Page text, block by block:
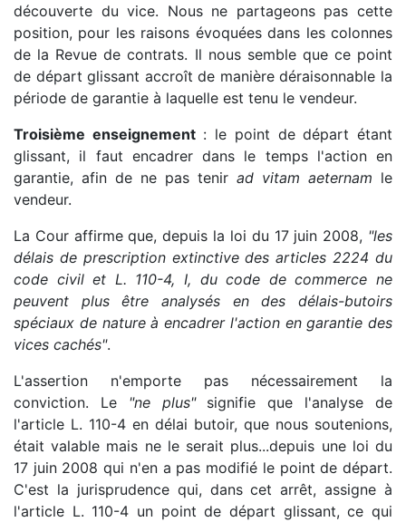
découverte du vice. Nous ne partageons pas cette
position, pour les raisons évoquées dans les colonnes
de la Revue de contrats. Il nous semble que ce point
de départ glissant accroît de manière déraisonnable la
période de garantie à laquelle est tenu le vendeur.
Troisième enseignement: le point de départ étant
glissant, il faut encadrer dans le temps l'action en
garantie, afin de ne pas tenir ad vitam aeternam le
vendeur.
La Cour affirme que, depuis la loi du 17 juin 2008, "les
délais de prescription extinctive des articles 2224 du
code civil et L. 110-4, I, du code de commerce ne
peuvent plus être analysés en des délais-butoirs
spéciaux de nature à encadrer l'action en garantie des
vices cachés".
L'assertion n'emporte pas nécessairement la
conviction. Le "ne plus"signifie que l'analyse de
l'article L. 110-4 en délai butoir, que nous soutenions,
était valable mais ne le serait plus...depuis une loi du
17 juin 2008 qui n'en a pas modifié le point de départ.
C'est la jurisprudence qui, dans cet arrêt, assigne à
l'article L. 110-4 un point de départ glissant, ce qui